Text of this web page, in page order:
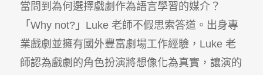
當問到為何選擇戲劇作為語言學習的媒介？
「Why not?」Luke 老師不假思索答道。出身專
業戲劇並擁有國外豐富劇場工作經驗，Luke 老
師認為戲劇的角色扮演將想像化為真實，讓演的